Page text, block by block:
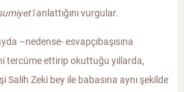
anlattığını vurgular.
–nedense- esvapçıbaşısına
tercüme ettirip okuttuğu yıllarda,
Salih Zeki bey ile babasına aynı şekilde